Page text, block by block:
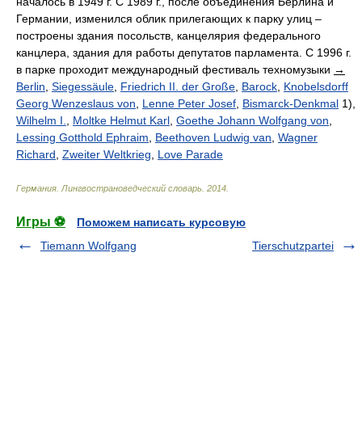
Германии, изменился облик прилегающих к парку улиц –
построены здания посольств, канцелярия федерального
канцлера, здания для работы депутатов парламента. С 1996 г.
в парке проходит международный фестиваль техномузыки →
Berlin Siegessäule Friedrich II. der Große Barock Knobelsdorff
Georg Wenzeslaus von
Lenne Peter Josef Bismarck-Denkmal 1),
Wilhelm I.
Moltke Helmut Karl Goethe Johann Wolfgang von
Lessing Gotthold Ephraim
Beethoven Ludwig van Wagner
Richard Zweiter Weltkrieg Love Parade
Германия. Лингвострановедческий словарь 2014
Игры ⚽
Поможем написать курсовую
Tiemann Wolfgang
Tierschutzpartei